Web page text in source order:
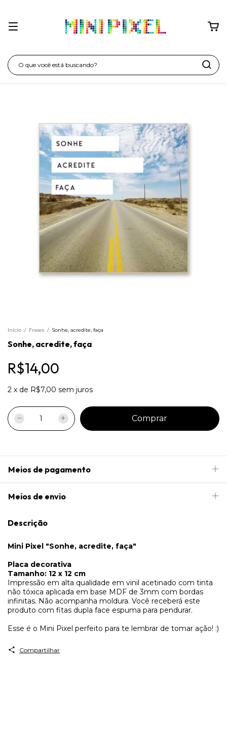
Início / Frases / Sonhe, acredite, faça
Sonhe, acredite, faça
R$14,00
2 x de R$7,00 sem juros
Meios de pagamento
Meios de envio
Descrição
Mini Pixel "Sonhe, acredite, faça"
Placa decorativa
Tamanho: 12 x 12 cm
Impressão em alta qualidade em vinil acetinado com tinta
não tóxica aplicada em base MDF de 3mm com bordas
infinitas. Não acompanha moldura. Você receberá este
produto com fitas dupla face espuma para pendurar.
Esse é o Mini Pixel perfeito para te lembrar de tomar ação! :)
Compartilhar